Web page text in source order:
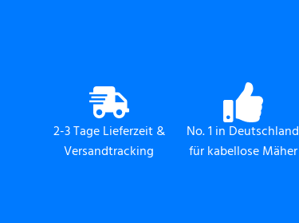
2-3 Tage Lieferzeit &
Versandtracking
No. 1 in Deutschland
für kabellose Mäher